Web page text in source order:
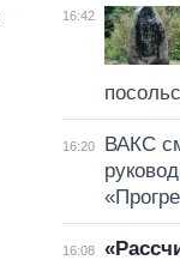
16:42
16:20
ВАКС
16:08